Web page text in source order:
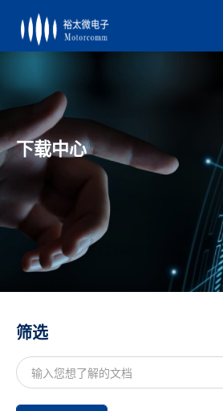
下载中心
筛选